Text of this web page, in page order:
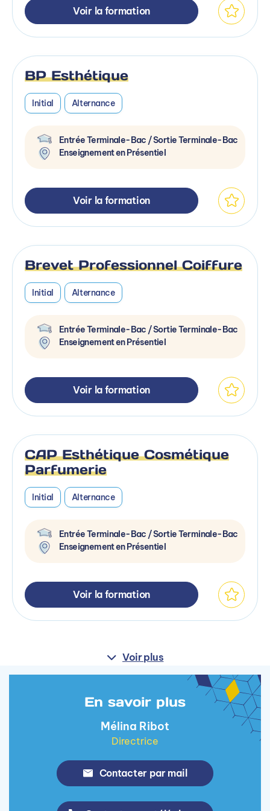
Voir la formation
BP Esthétique
Initial Alternance
Entrée Terminale-Bac / Sortie Terminale-Bac
Enseignement en Présentiel
Voir la formation
Brevet Professionnel Coiffure
Initial Alternance
Entrée Terminale-Bac / Sortie Terminale-Bac
Enseignement en Présentiel
Voir la formation
CAP Esthétique Cosmétique
Parfumerie
Initial Alternance
Entrée Terminale-Bac / Sortie Terminale-Bac
Enseignement en Présentiel
Voir la formation
Voir plus
En savoir plus
Mélina Ribot
Directrice
Contacter par mail